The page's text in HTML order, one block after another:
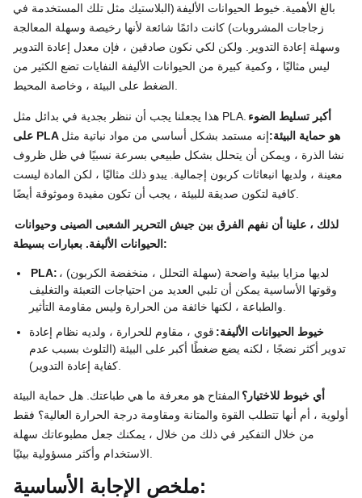
بالغ الأهمية. خيوط الحيوانات الأليفة (البلاستيك مثل تلك المستخدمة في
زجاجات المشروبات) كانت دائمًا شائعة لأنها رخيصة وسهلة المعالجة
وسهلة إعادة التدوير. ولكن لكي نكون صادقين ، فإن معدل إعادة التدوير
ليس مثاليًا ، وكمية كبيرة من الحيوانات الأليفة النفايات تضع الكثير من
هذا يجعلنا يجب أن ننظر بجدية في بدائل مثل PLA. أكبر تسليط الضوء
على PLA هو حماية البيئة:إنه مستمد بشكل أساسي من مواد نباتية مثل
نشا الذرة ، ويمكن أن يتحلل بشكل طبيعي بسرعة نسبيًا في ظل ظروف
معينة ، ولديها انبعاثات كربون إجمالية. يبدو ذلك مثاليًا ، لكن المادة ليست
لذلك ، علينا أن نفهم الفرق بين جيش التحرير الشعبى الصينى وحيوانات
الحيوانات الأليفة. بعبارات بسيطة:
PLA: لديها مزايا بيئية واضحة (سهلة التحلل ، منخفضة الكربون) ،
وقوتها الأساسية يمكن أن تلبي العديد من احتياجات التعبئة والتغليف
خيوط الحيوانات الأليفة: قوي ، مقاوم للحرارة ، ولديه نظام إعادة
تدوير أكثر نضجًا ، لكنه يضع ضغطًا أكبر على البيئة (التلوث بسبب عدم
أي خيوط للاختيار؟ المفتاح هو معرفة ما هي طباعتك. هل حماية البيئة
أولوية ، أم أنها تتطلب القوة والمتانة ومقاومة درجة الحرارة العالية؟ فقط
من خلال التفكير في ذلك من خلال ، يمكنك جعل مطبوعاتك سهلة
ملخص الإجابة الأساسية: